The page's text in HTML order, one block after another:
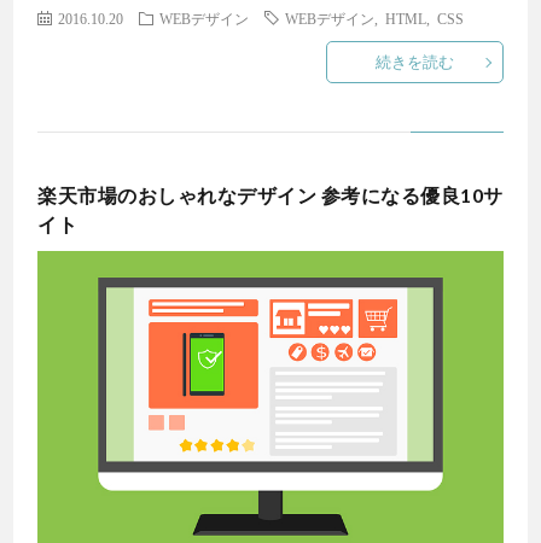
2016.10.20 WEBデザイン WEBデザイン ,HTML ,CSS
続きを読む
楽天市場のおしゃれなデザイン 参考になる優良10サ
イト